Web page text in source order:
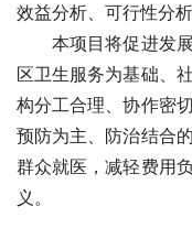
效益分析、可行性分
本项目将促进发展
区卫生服务为基础、
构分工合理、协作密
预防为主、防治结合
群众就医，减轻费用
义。